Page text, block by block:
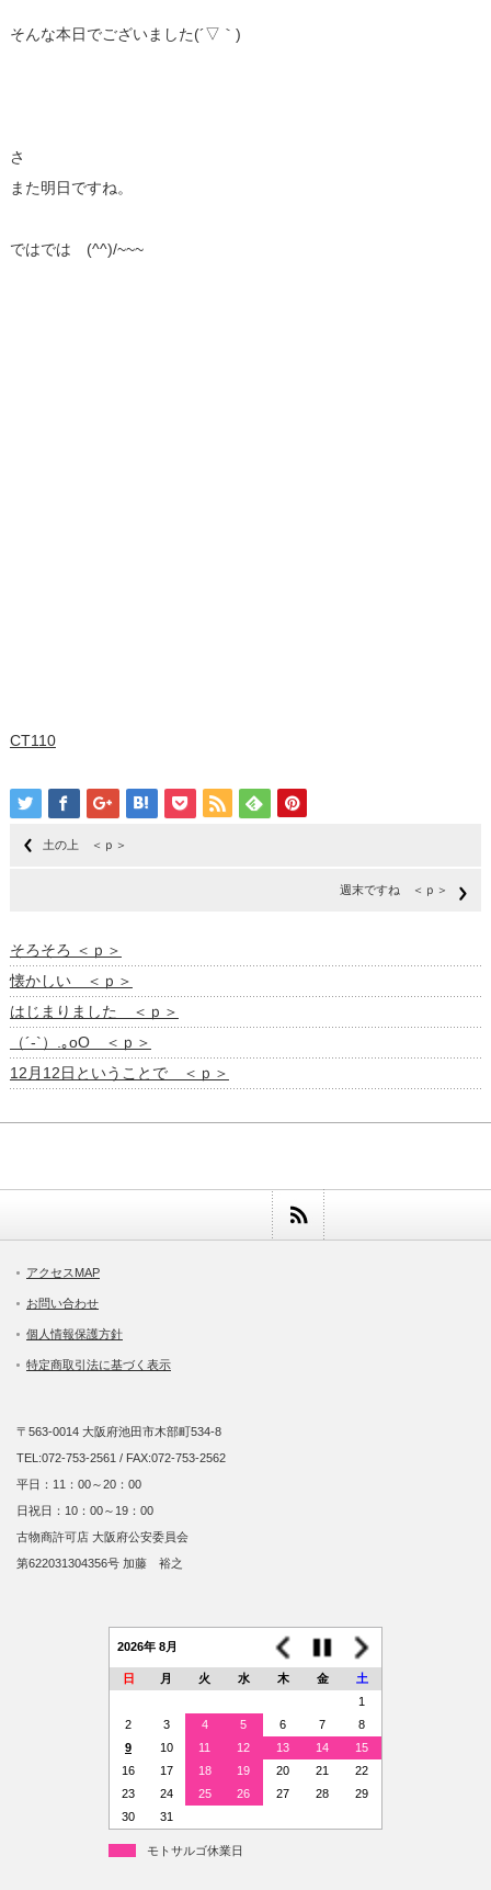
そんな本日でございました(´▽｀)
さ
また明日ですね。
ではでは (^^)/~~~
CT110
土の上 ＜ｐ＞
週末ですね ＜ｐ＞
そろそろ ＜ｐ＞
懐かしい ＜ｐ＞
はじまりました ＜ｐ＞
（´-`）.｡oO ＜ｐ＞
12月12日ということで ＜ｐ＞
アクセスMAP
お問い合わせ
個人情報保護方針
特定商取引法に基づく表示
〒563-0014 大阪府池田市木部町534-8
TEL:072-753-2561 / FAX:072-753-2562
平日：11：00～20：00
日祝日：10：00～19：00
古物商許可店 大阪府公安委員会
第622031304356号 加藤 裕之
2026年 8月
日 月 火 水 木 金
土
1
2
3 4 5 6 7
8
9
10 11 12 13 14
15
16
17 18 19 20 21
22
23
24 25 26 27 28
29
30
31
モトサルゴ休業日